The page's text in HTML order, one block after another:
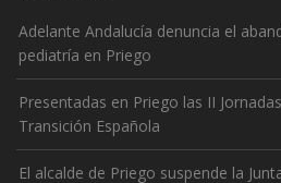
Adelante Andalucía denuncia el
pediatría en Priego
Presentadas en Priego las II
Transición Española
El alcalde de Priego suspende la